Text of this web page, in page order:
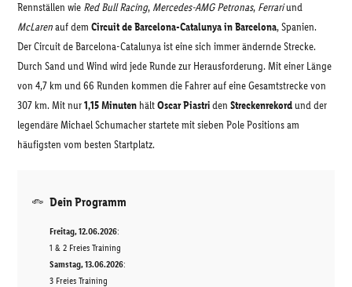
Rennställen wie Red Bull Racing, Mercedes-AMG Petronas, Ferrariund
McLarenauf dem Circuit de Barcelona-Catalunya in Barcelona, Spanien.
Der Circuit de Barcelona-Catalunya ist eine sich immer ändernde Strecke.
Durch Sand und Wind wird jede Runde zur Herausforderung. Mit einer Länge
von 4,7 km und 66 Runden kommen die Fahrer auf eine Gesamtstrecke von
307 km. Mit nur1,15 Minuten hältOscar Piastriden Streckenrekord und der
legendäre Michael Schumacher startete mit sieben Pole Positions am
häufigsten vom besten Startplatz.
Dein Programm
Freitag, 12.06.2026:
1 & 2 Freies Training
Samstag, 13.06.2026:
3 Freies Training